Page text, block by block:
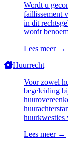
Wordt u
faillissement
in dit
wordt
Lees meer →
Huurrecht
Voor zowel
begeleiding
huurkwesties
Lees meer →